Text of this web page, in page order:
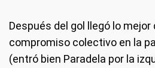
Después del gol llegó lo mejor
compromiso colectivo en la
(entró bien Paradela por la